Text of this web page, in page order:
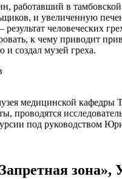
в тамбовской
и увеличенную
человеческих
к чему приводит
создал музей греха.
медицинской кафедры
проводятся
под руководством
зона»,